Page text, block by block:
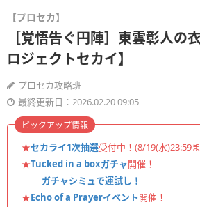
【プロセカ】
［覚悟告ぐ円陣］東雲彰人の
ロジェクトセカイ】
プロセカ攻略班
最終更新日：2026.02.20 09:05
★セカライ1次抽選受付中！(8/19(水)23:59
★Tucked in a boxガチャ開催！
└ ガチャシミュで運試し！
★Echo of a Prayerイベント開催！
ピックアップ情報